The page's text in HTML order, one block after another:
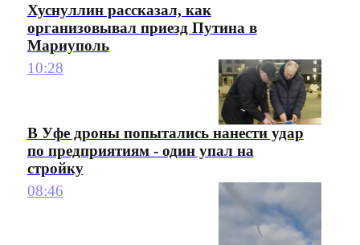
Хуснуллин рассказал, как
организовывал приезд Путина в
Мариуполь
10:28
В Уфе дроны попытались нанести удар
по предприятиям - один упал на
стройку
08:46